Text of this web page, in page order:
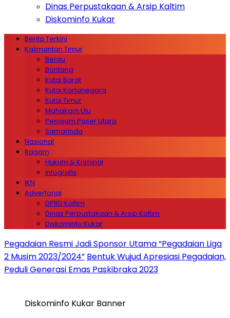
Dinas Perpustakaan & Arsip Kaltim
Diskominfo Kukar
Berita Terkini
Kalimantan Timur
Berau
Bontang
Kutai Barat
Kutai Kartanegara
Kutai Timur
Mahakam Ulu
Penajam Paser Utara
Samarinda
Nasional
Ragam
Hukum & Kriminal
Infografis
IKN
Advertorial
DPRD Kaltim
Dinas Perpustakaan & Arsip Kaltim
Diskominfo Kukar
Pegadaian Resmi Jadi Sponsor Utama “Pegadaian Liga
2 Musim 2023/2024” Bentuk Wujud Apresiasi Pegadaian,
Peduli Generasi Emas Paskibraka 2023
Diskominfo Kukar Banner